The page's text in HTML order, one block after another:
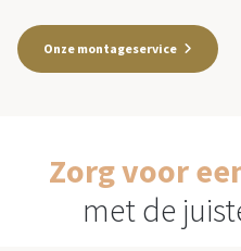
Onze montageservice
Zorg voor
met de